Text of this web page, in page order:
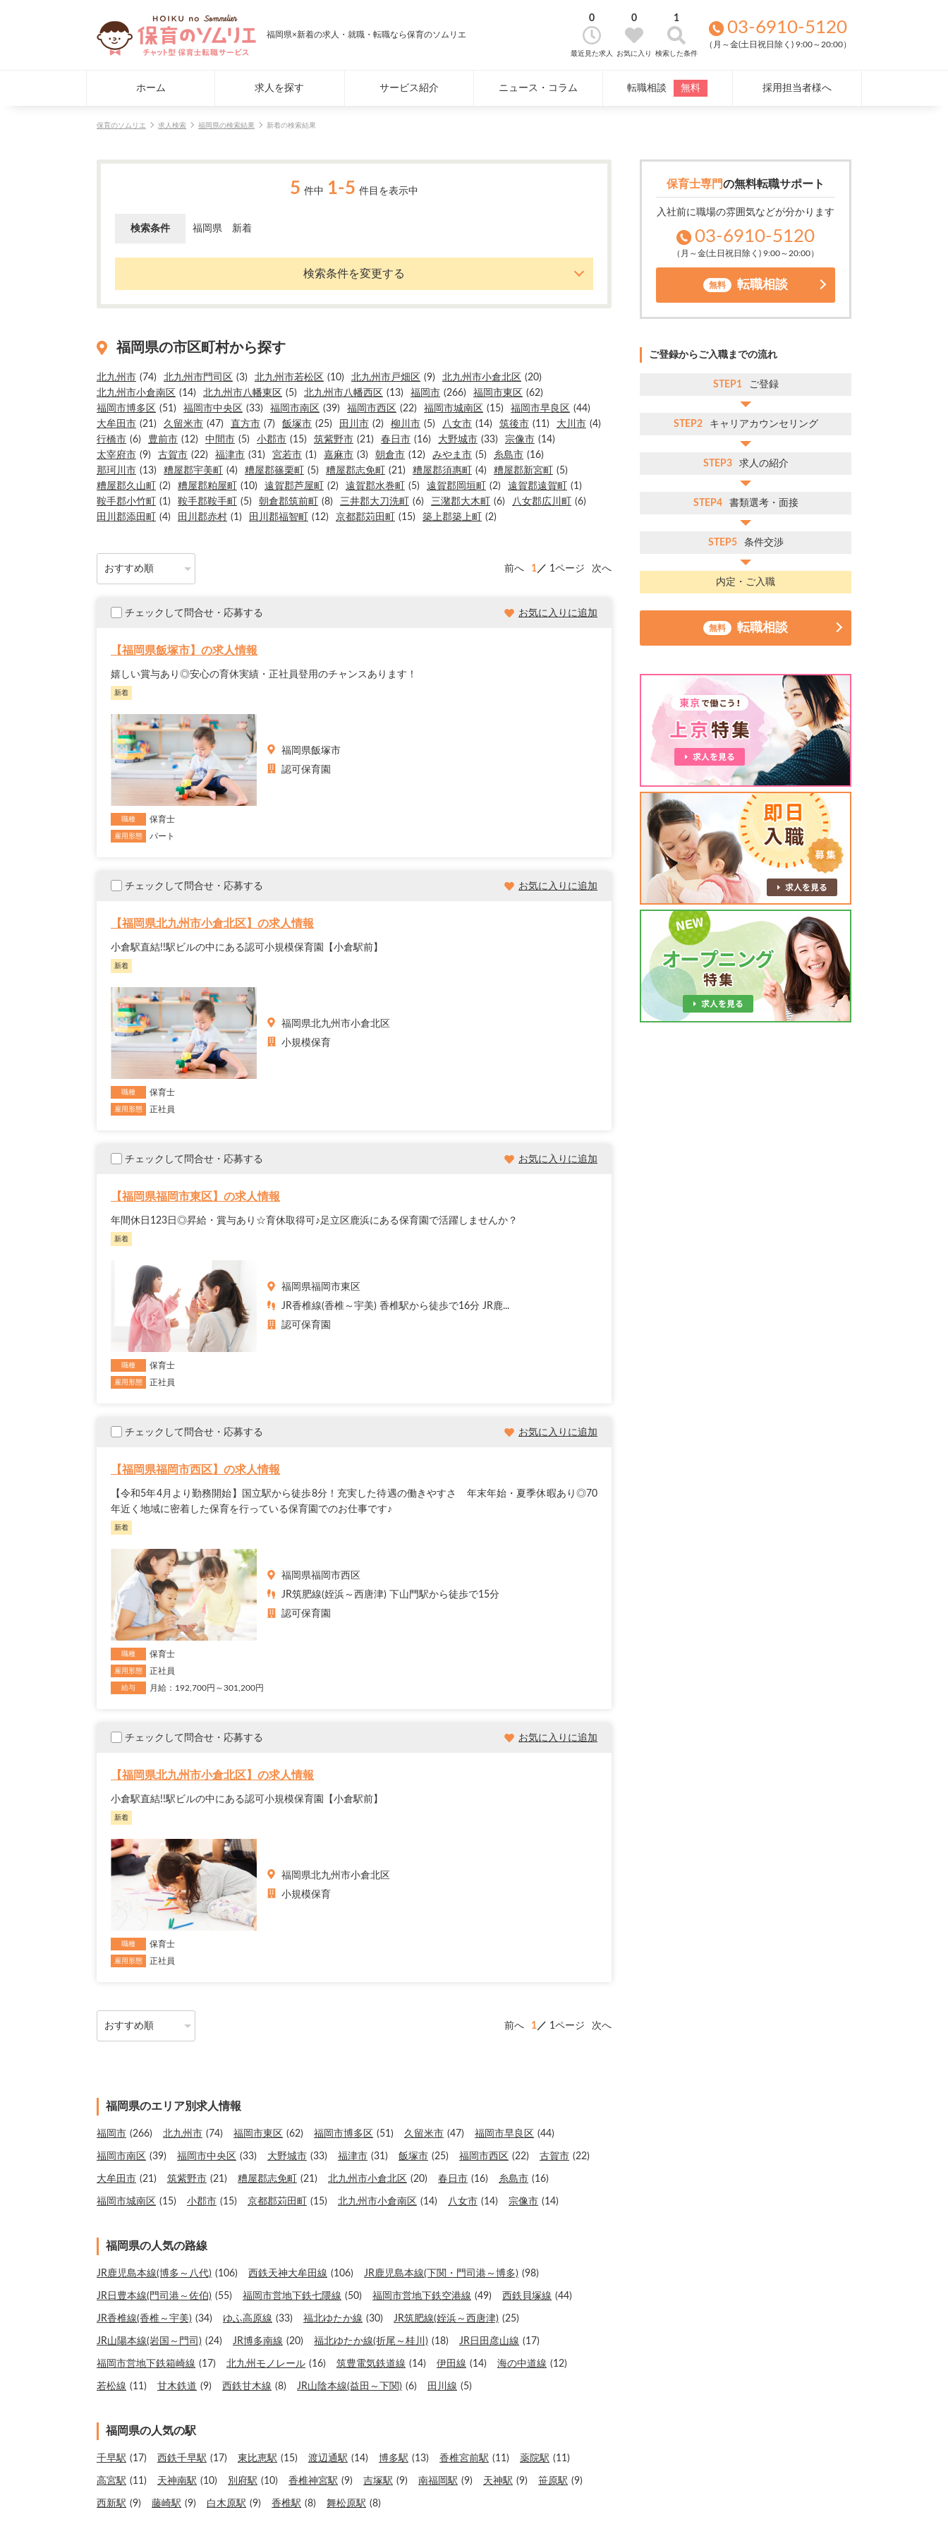
福岡県×新着の求人・就職・転職なら保育のソムリエ
0
最近見た求人
0
お気に入り
1
検索した条件
03-6910-5120
（月～金(土日祝日除く) 9:00～20:00）
ホーム 求人を探す サービス紹介 ニュース・コラム 転職相談 無料 採用担当者様へ
保育のソムリエ 求人検索 福岡県の検索結果 新着の検索結果
5 件中 1-5 件目を表示中
検索条件 福岡県 新着
検索条件を変更する
福岡県の市区町村から探す
北九州市 (74) 北九州市門司区 (3) 北九州市若松区 (10) 北九州市戸畑区 (9) 北九州市小倉北区 (20)
北九州市小倉南区 (14) 北九州市八幡東区 (5) 北九州市八幡西区 (13) 福岡市 (266) 福岡市東区 (62)
福岡市博多区 (51) 福岡市中央区 (33) 福岡市南区 (39) 福岡市西区 (22) 福岡市城南区 (15) 福岡市早良区 (44)
大牟田市 (21) 久留米市 (47) 直方市 (7) 飯塚市 (25) 田川市 (2) 柳川市 (5) 八女市 (14) 筑後市 (11) 大川市 (4)
行橋市 (6) 豊前市 (12) 中間市 (5) 小郡市 (15) 筑紫野市 (21) 春日市 (16) 大野城市 (33) 宗像市 (14)
太宰府市 (9) 古賀市 (22) 福津市 (31) 宮若市 (1) 嘉麻市 (3) 朝倉市 (12) みやま市 (5) 糸島市 (16)
那珂川市 (13) 糟屋郡宇美町 (4) 糟屋郡篠栗町 (5) 糟屋郡志免町 (21) 糟屋郡須惠町 (4) 糟屋郡新宮町
(5)
糟屋郡久山町
(2) 糟屋郡粕屋町 (10) 遠賀郡芦屋町 (2) 遠賀郡水巻町 (5) 遠賀郡岡垣町 (2) 遠賀郡遠賀町
(1)
鞍手郡小竹町
(1) 鞍手郡鞍手町 (5) 朝倉郡筑前町 (8) 三井郡大刀洗町 (6) 三潴郡大木町 (6) 八女郡広川町
(6)
田川郡添田町
(4) 田川郡赤村 (1) 田川郡福智町 (12) 京都郡苅田町 (15) 築上郡築上町 (2)
前へ 1 1ページ 次へ
チェックして問合せ・応募する お気に入りに追加
【福岡県飯塚市】の求人情報
嬉しい賞与あり◎安心の育休実績・正社員登用のチャンスあります！
新着
福岡県飯塚市
認可保育園
職種 保育士
雇用形態 パート
チェックして問合せ・応募する お気に入りに追加
【福岡県北九州市小倉北区】の求人情報
小倉駅直結!!駅ビルの中にある認可小規模保育園【小倉駅前】
新着
福岡県北九州市小倉北区
小規模保育
職種 保育士
雇用形態 正社員
チェックして問合せ・応募する お気に入りに追加
【福岡県福岡市東区】の求人情報
年間休日123日◎昇給・賞与あり☆育休取得可♪足立区鹿浜にある保育園で活躍しませんか？
新着
福岡県福岡市東区
JR香椎線(香椎～宇美) 香椎駅から徒歩で16分 JR鹿...
認可保育園
職種 保育士
雇用形態 正社員
チェックして問合せ・応募する お気に入りに追加
【福岡県福岡市西区】の求人情報
【令和5年4月より勤務開始】国立駅から徒歩8分！充実した待遇の働きやすさ 年末年始・夏季休暇あり◎70
年近く地域に密着した保育を行っている保育園でのお仕事です♪
新着
福岡県福岡市西区
JR筑肥線(姪浜～西唐津) 下山門駅から徒歩で15分
認可保育園
職種 保育士
雇用形態 正社員
給与 月給：192,700円～301,200円
チェックして問合せ・応募する お気に入りに追加
【福岡県北九州市小倉北区】の求人情報
小倉駅直結!!駅ビルの中にある認可小規模保育園【小倉駅前】
新着
福岡県北九州市小倉北区
小規模保育
職種 保育士
雇用形態 正社員
前へ 1 1ページ 次へ
福岡県のエリア別求人情報
福岡市 (266) 北九州市 (74) 福岡市東区 (62) 福岡市博多区 (51) 久留米市 (47) 福岡市早良区 (44)
福岡市南区 (39) 福岡市中央区 (33) 大野城市 (33) 福津市 (31) 飯塚市 (25) 福岡市西区 (22) 古賀市 (22)
大牟田市 (21) 筑紫野市 (21) 糟屋郡志免町 (21) 北九州市小倉北区 (20) 春日市 (16) 糸島市 (16)
福岡市城南区 (15) 小郡市 (15) 京都郡苅田町 (15) 北九州市小倉南区 (14) 八女市 (14) 宗像市 (14)
福岡県の人気の路線
JR鹿児島本線(博多～八代) (106) 西鉄天神大牟田線 (106) JR鹿児島本線(下関・門司港～博多) (98)
JR日豊本線(門司港～佐伯) (55) 福岡市営地下鉄七隈線 (50) 福岡市営地下鉄空港線 (49) 西鉄貝塚線 (44)
JR香椎線(香椎～宇美) (34) ゆふ高原線 (33) 福北ゆたか線 (30) JR筑肥線(姪浜～西唐津) (25)
JR山陽本線(岩国～門司) (24) JR博多南線 (20) 福北ゆたか線(折尾～桂川) (18) JR日田彦山線 (17)
福岡市営地下鉄箱崎線 (17) 北九州モノレール (16) 筑豊電気鉄道線 (14) 伊田線 (14) 海の中道線 (12)
若松線 (11) 甘木鉄道 (9) 西鉄甘木線 (8) JR山陰本線(益田～下関) (6) 田川線 (5)
福岡県の人気の駅
千早駅 (17) 西鉄千早駅 (17) 東比恵駅 (15) 渡辺通駅 (14) 博多駅 (13) 香椎宮前駅 (11) 薬院駅 (11)
高宮駅 (11) 天神南駅 (10) 別府駅 (10) 香椎神宮駅 (9) 吉塚駅 (9) 南福岡駅 (9) 天神駅 (9) 笹原駅 (9)
西新駅 (9) 藤崎駅 (9) 白木原駅 (9) 香椎駅 (8) 舞松原駅 (8)
保育士専門の無料転職サポート
入社前に職場の雰囲気などが分かります
03-6910-5120
（月～金(土日祝日除く) 9:00～20:00）
無料 転職相談
ご登録からご入職までの流れ
STEP1 ご登録
STEP2 キャリアカウンセリング
STEP3 求人の紹介
STEP4 書類選考・面接
STEP5 条件交渉
内定・ご入職
無料 転職相談